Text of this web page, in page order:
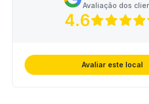
Avaliação dos
4.6
Avaliar este local